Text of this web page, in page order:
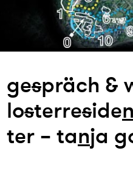
gespräch &
losterresiden
ter – tanja